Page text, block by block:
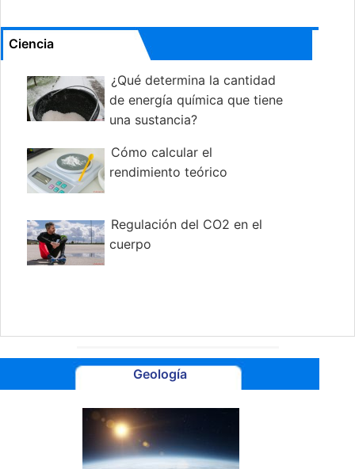
Ciencia
¿Qué determina la cantidad
de energía química que tiene
una sustancia?
Cómo calcular el
rendimiento teórico
Regulación del CO2 en el
cuerpo
Geología